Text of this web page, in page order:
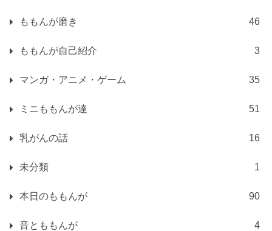
ももんが磨き 46
ももんが自己紹介 3
マンガ・アニメ・ゲーム 35
ミニももんが達 51
乳がんの話 16
未分類 1
本日のももんが 90
音とももんが 4